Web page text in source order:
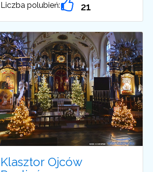
Liczba polubień: 21
Klasztor Ojców